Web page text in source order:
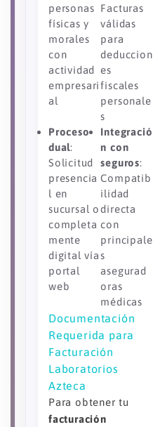
personas
físicas y
morales
con
actividad
empresari
al
Facturas
válidas
para
deduccion
es
fiscales
personale
s
Proceso
dual:
Solicitud
presencia
l en
sucursal o
completa
mente
digital vía
portal
web
Integració
n con
seguros:
Compatib
ilidad
directa
con
principale
s
asegurad
oras
médicas
Documentación
Requerida para
Facturación
Laboratorios
Azteca
Para obtener tu
facturación